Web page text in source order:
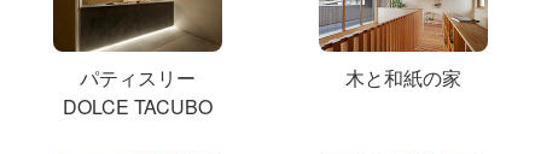
パティスリー
DOLCE TACUBO
木と和紙の家